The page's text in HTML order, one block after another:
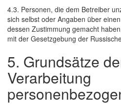
4.3. Personen, die dem Betreiber
sich selbst oder Angaben über
dessen Zustimmung gemacht
mit der Gesetzgebung der
5. Grundsätze
Verarbeitung